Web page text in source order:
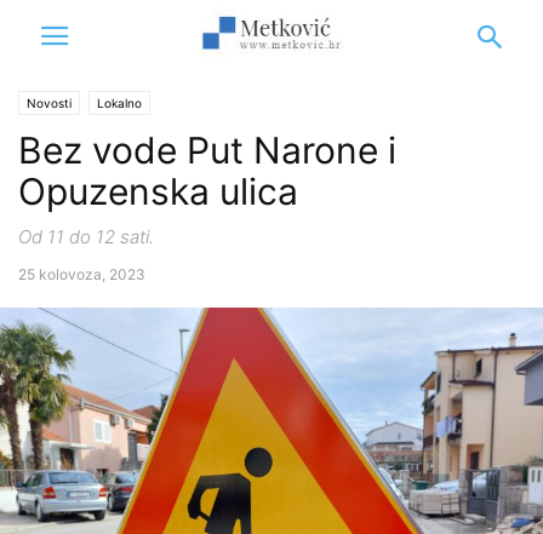
Novosti Lokalno
Bez vode Put Narone i
Opuzenska ulica
Od 11 do 12 sati.
25 kolovoza, 2023